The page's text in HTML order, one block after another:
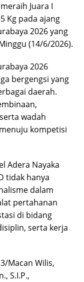
Juara I
Kg pada ajang
2026 yang
(14/6/2026).
2026
bergengsi yang
daerah.
wadah
kompetisi
Adera Nayaka
tidak hanya
dalam
pertahanan
di bidang
serta kerja
Macan Wilis,
S.I.P.,